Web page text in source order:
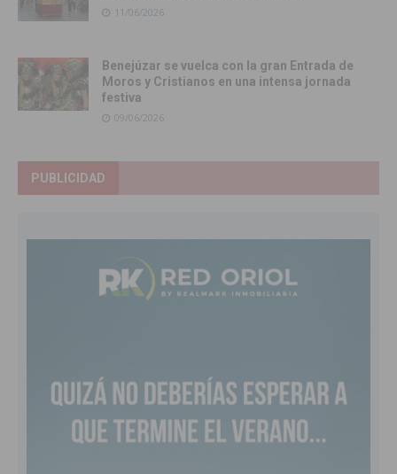
11/06/2026
Benejúzar se vuelca con la gran Entrada de
Moros y Cristianos en una intensa jornada
festiva
09/06/2026
PUBLICIDAD